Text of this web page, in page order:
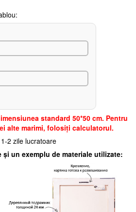
standard 50*50 cm. Pentru
alte marimi, folosiți calculatorul.
1-2 zile lucratoare
și un exemplu de materiale utilizate: